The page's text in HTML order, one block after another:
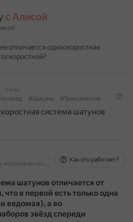
с Алисой
отличается односкоростная
2 мая
#Шатуны #Трансмиссия
система шатунов
На основе источников, возможны неточности
Как это работает?
шатунов отличается от
в первой есть только одна
ведомая), а во
звёзд спереди